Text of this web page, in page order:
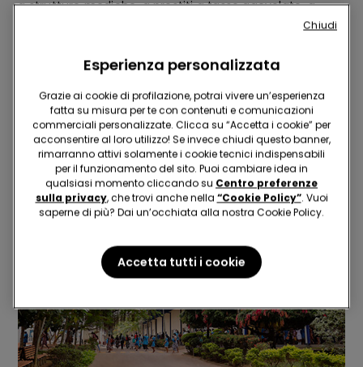
a strutture mediche, a prestiti a tasso agevolato, a
trasporti gratuiti ed accesso al ristorante aziendale ad
disponibili la palestra ed i campi da calcio, cricket e
pallavolo presenti nell’area verde dell’impianto.
Il rispetto per l’ambiente
Esperienza personalizzata
Grazie ai cookie di profilazione, potrai vivere un’esperienza
fatta su misura per te con contenuti e comunicazioni
commerciali personalizzate. Clicca su “Accetta i cookie” per
acconsentire al loro utilizzo! Se invece chiudi questo banner,
rimarranno attivi solamente i cookie tecnici indispensabili
per il funzionamento del sito. Puoi cambiare idea in
qualsiasi momento cliccando su Centro preferenze
sulla privacy, che trovi anche nella “Cookie Policy”. Vuoi
saperne di più? Dai un’occhiata alla nostra Cookie Policy.
Accetta tutti i cookie
Chiudi